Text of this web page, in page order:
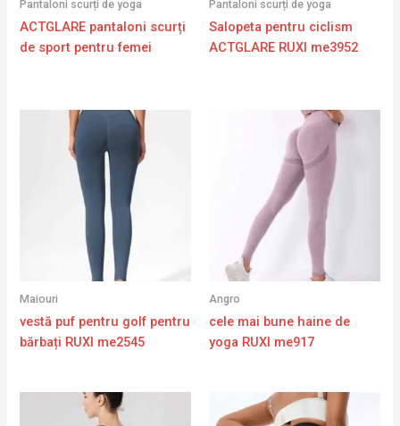
Pantaloni scurți de yoga
ACTGLARE pantaloni scurți
de sport pentru femei
Pantaloni scurți de yoga
Salopeta pentru ciclism
ACTGLARE RUXI me3952
Maiouri
vestă puf pentru golf pentru
bărbați RUXI me2545
Angro
cele mai bune haine de
yoga RUXI me917